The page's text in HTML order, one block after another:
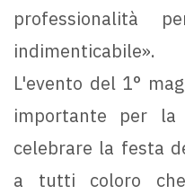
professionalità
indimenticabile».
L'evento del 1°
importante per
celebrare la festa
a tutti coloro